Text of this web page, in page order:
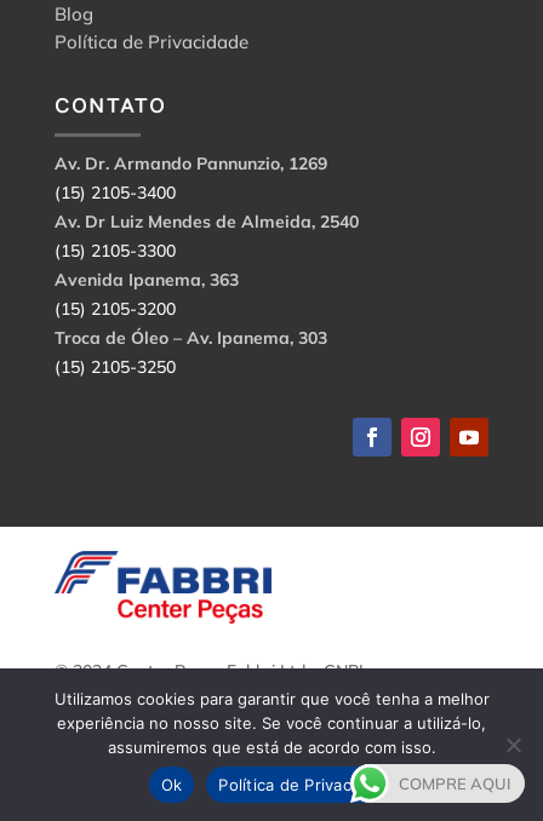
Blog
Política de Privacidade
CONTATO
Av. Dr. Armando Pannunzio, 1269
(15) 2105-3400
Av. Dr Luiz Mendes de Almeida, 2540
(15) 2105-3300
Avenida Ipanema, 363
(15) 2105-3200
Troca de Óleo – Av. Ipanema, 303
(15) 2105-3250
© 2024 Center Peças Fabbri Ltda. CNPJ:
56.908.650/0001-94.
Todos os direitos reservados.
COMPRE AQUI
Utilizamos cookies para garantir que você tenha a melhor
experiência no nosso site. Se você continuar a utilizá-lo,
assumiremos que está de acordo com isso.
Ok
Política de Privacidade